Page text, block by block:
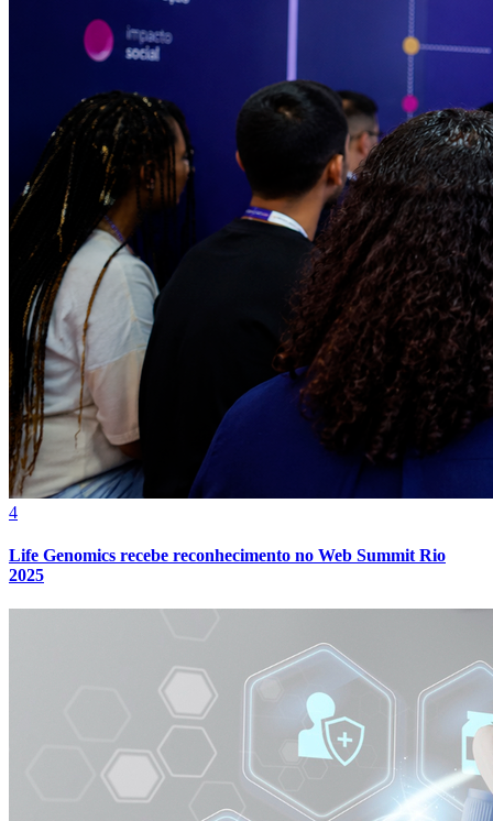
Internacional
4
Life Genomics recebe reconhecimento no Web Summit Rio
2025